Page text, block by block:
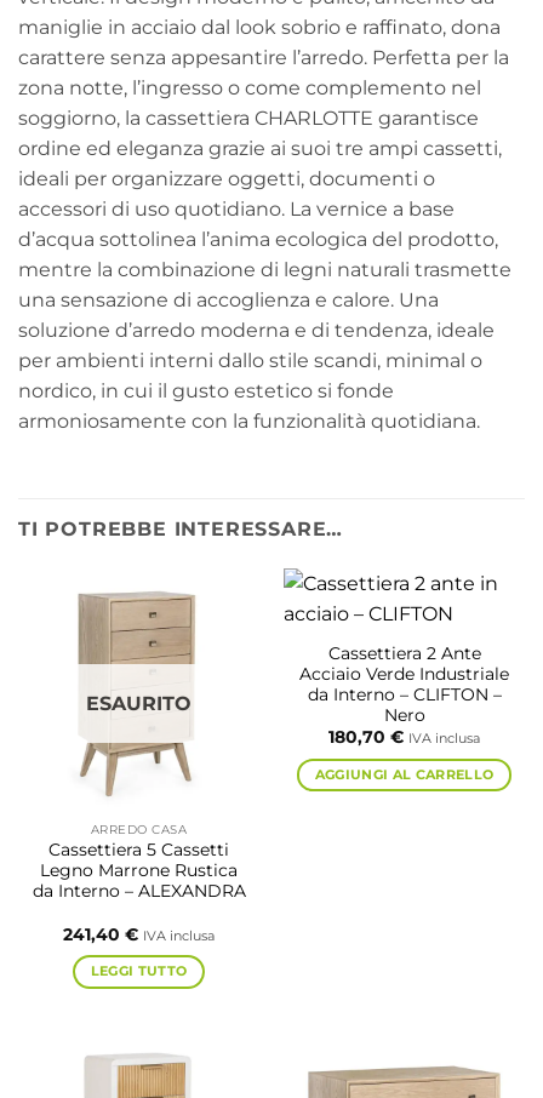
maniglie in acciaio dal look sobrio e raffinato, dona
carattere senza appesantire l’arredo. Perfetta per la
zona notte, l’ingresso o come complemento nel
soggiorno, la cassettiera CHARLOTTE garantisce
ordine ed eleganza grazie ai suoi tre ampi cassetti,
ideali per organizzare oggetti, documenti o
accessori di uso quotidiano. La vernice a base
d’acqua sottolinea l’anima ecologica del prodotto,
mentre la combinazione di legni naturali trasmette
una sensazione di accoglienza e calore. Una
soluzione d’arredo moderna e di tendenza, ideale
per ambienti interni dallo stile scandi, minimal o
nordico, in cui il gusto estetico si fonde
armoniosamente con la funzionalità quotidiana.
TI POTREBBE INTERESSARE…
ESAURITO
ARREDO CASA
Cassettiera 5 Cassetti
Legno Marrone Rustica
da Interno – ALEXANDRA
241,40 € IVA inclusa
LEGGI TUTTO
Cassettiera 2 Ante
Acciaio Verde Industriale
da Interno – CLIFTON –
Nero
180,70 € IVA inclusa
AGGIUNGI AL CARRELLO